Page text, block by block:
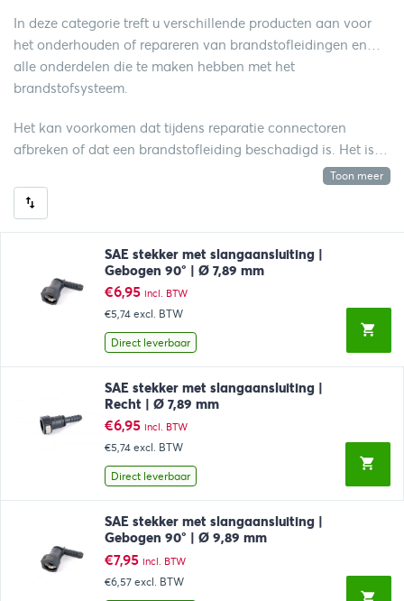
In deze categorie treft u verschillende producten aan voor
het onderhouden of repareren van brandstofleidingen en
alle onderdelen die te maken hebben met het
brandstofsysteem.
Het kan voorkomen dat tijdens reparatie connectoren
afbreken of dat een brandstofleiding beschadigd is. Het is
Automotive-line.nl kunt u terecht voor alle onderdelen en
gereedschappen hiervoor.
Toon meer
SAE stekker met slangaansluiting |
Gebogen 90° | Ø 7,89 mm
€6,95 incl. BTW
€5,74 excl. BTW
Direct leverbaar
SAE stekker met slangaansluiting |
Recht | Ø 7,89 mm
€6,95 incl. BTW
€5,74 excl. BTW
Direct leverbaar
SAE stekker met slangaansluiting |
Gebogen 90° | Ø 9,89 mm
€7,95 incl. BTW
€6,57 excl. BTW